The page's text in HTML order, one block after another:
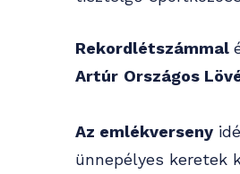
Rekordlétszámmal
Artúr Országos
Az emlékverseny
ünnepélyes keretek